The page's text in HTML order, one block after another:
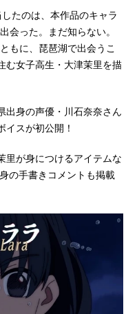
まさきリサ：津田美波
和臣スタッフ原作：キ
監督：小出卓史シリー
杏奈キャラクターデザ
たのは、本作品のキャラ
会った。まだ知らない。
もに、琵琶湖で出会うこ
む女子高生・大津茉里を描
出身の声優・川石奈奈さん
イスが初公開！
里が身につけるアイテムな
の手書きコメントも掲載